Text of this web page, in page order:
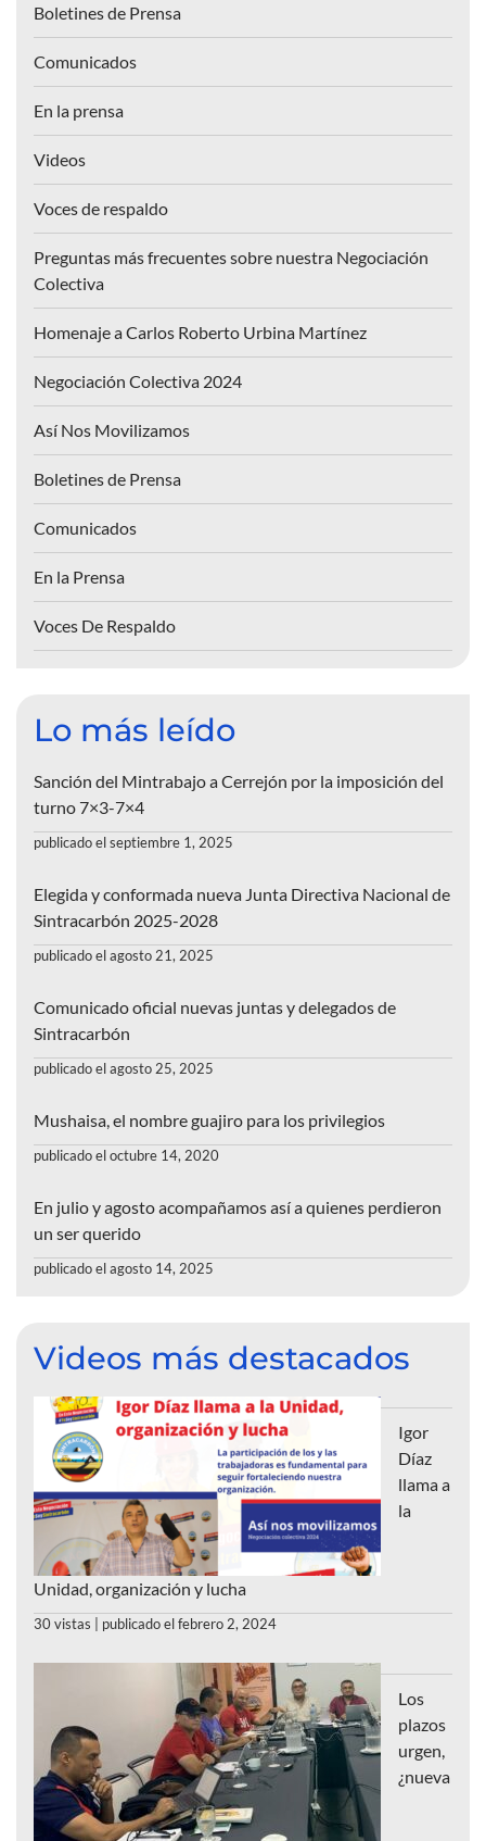
Boletines de Prensa
Comunicados
En la prensa
Videos
Voces de respaldo
Preguntas más frecuentes sobre nuestra Negociación
Colectiva
Homenaje a Carlos Roberto Urbina Martínez
Negociación Colectiva 2024
Así Nos Movilizamos
Boletines de Prensa
Comunicados
En la Prensa
Voces De Respaldo
Lo más leído
Sanción del Mintrabajo a Cerrejón por la imposición del
turno 7×3-7×4
publicado el septiembre 1, 2025
Elegida y conformada nueva Junta Directiva Nacional de
Sintracarbón 2025-2028
publicado el agosto 21, 2025
Comunicado oficial nuevas juntas y delegados de
Sintracarbón
publicado el agosto 25, 2025
Mushaisa, el nombre guajiro para los privilegios
publicado el octubre 14, 2020
En julio y agosto acompañamos así a quienes perdieron
un ser querido
publicado el agosto 14, 2025
Videos más destacados
Igor
Díaz
llama a
la
Unidad, organización y lucha
30 vistas publicado el febrero 2, 2024
Los
plazos
urgen,
¿nueva